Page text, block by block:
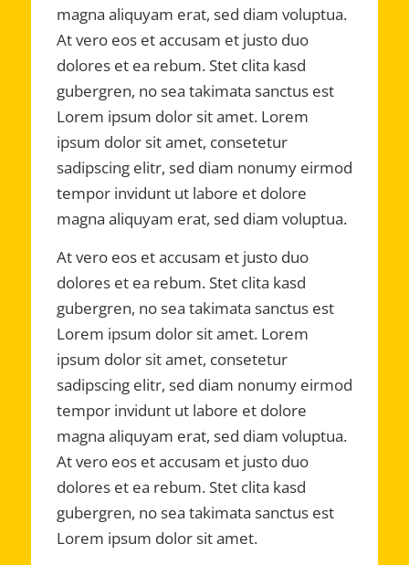
magna aliquyam erat, sed diam voluptua.
At vero eos et accusam et justo duo
dolores et ea rebum. Stet clita kasd
gubergren, no sea takimata sanctus est
Lorem ipsum dolor sit amet. Lorem
ipsum dolor sit amet, consetetur
sadipscing elitr, sed diam nonumy eirmod
tempor invidunt ut labore et dolore
magna aliquyam erat, sed diam voluptua.
At vero eos et accusam et justo duo
dolores et ea rebum. Stet clita kasd
gubergren, no sea takimata sanctus est
Lorem ipsum dolor sit amet. Lorem
ipsum dolor sit amet, consetetur
sadipscing elitr, sed diam nonumy eirmod
tempor invidunt ut labore et dolore
magna aliquyam erat, sed diam voluptua.
At vero eos et accusam et justo duo
dolores et ea rebum. Stet clita kasd
gubergren, no sea takimata sanctus est
Lorem ipsum dolor sit amet.